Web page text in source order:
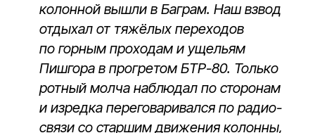
колонной вышли в Баграм. Наш взвод
отдыхал от тяжёлых переходов
по горным проходам и ущельям
Пишгора в прогретом БТР-80. Только
ротный молча наблюдал по сторонам
и изредка переговаривался по радио­
связи со старшим движения колонны,